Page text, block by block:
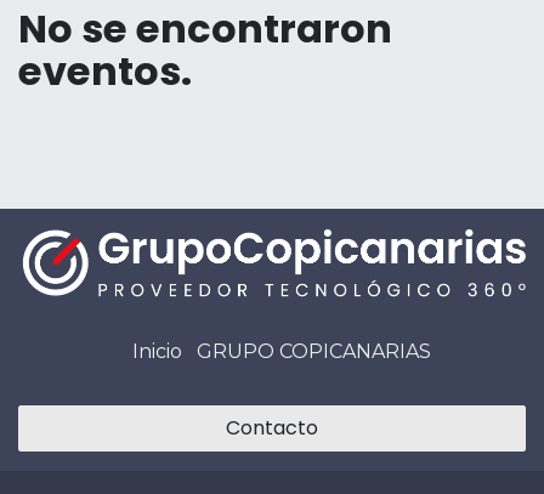
No se encontraron
eventos.
Inicio GRUPO COPICANARIAS
Contacto